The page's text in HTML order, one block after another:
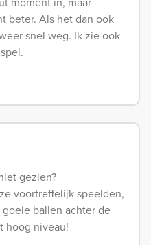
beter. Als het dan ook
snel weg. Ik zie ook
gezien?
voortreffelijk speelden,
ballen achter de
hoog niveau!